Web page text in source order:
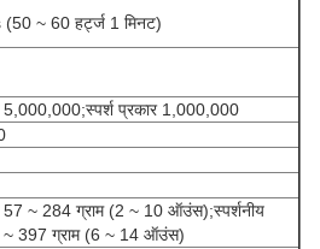
~ 60 हर्ट्ज 1 मिनट)
5,000,000;स्पर्श प्रकार 1,000,000
57 ~ 284 ग्राम (2 ~ 10 ऑउंस);स्पर्शनीय
~ 397 ग्राम (6 ~ 14 ऑउंस)